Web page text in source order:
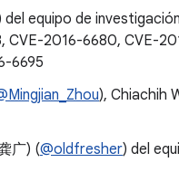
del equipo de
CVE-2016-6680, CVE-
6695
), Chiachih
广) (@oldfresher) del